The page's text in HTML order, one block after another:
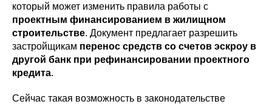
который может изменить правила работы с
проектным финансированием в жилищном
строительстве. Документ предлагает разрешить
застройщикам перенос средств со счетов эскроу в
другой банк при рефинансировании проектного
кредита.
Сейчас такая возможность в законодательстве